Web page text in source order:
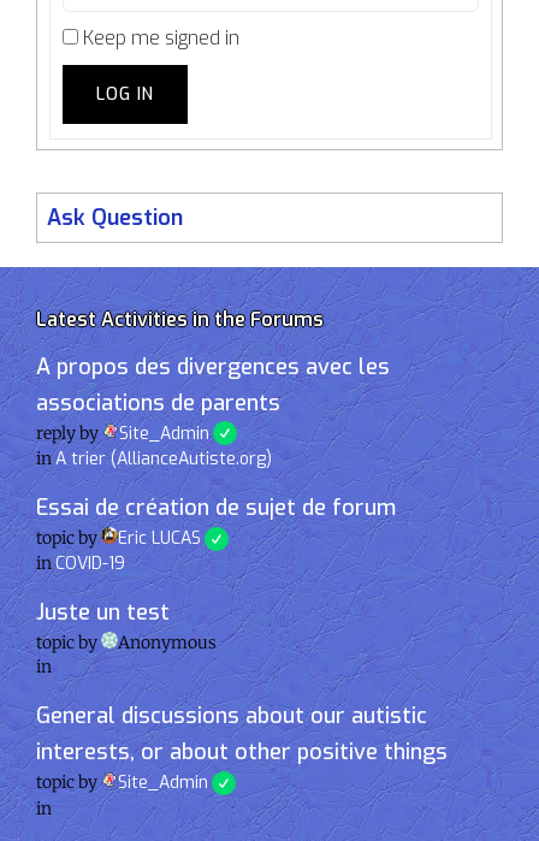
Keep me signed in
LOG IN
Ask Question
Latest Activities in the Forums
A propos des divergences avec les
associations de parents
reply by Site_Admin
inA trier (AllianceAutiste.org)
Essai de création de sujet de forum
topic by Eric LUCAS
inCOVID-19
Juste un test
topic by
Anonymous
in
General discussions about our autistic
interests, or about other positive things
topic by Site_Admin
in